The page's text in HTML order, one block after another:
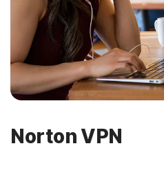
Norton VPN